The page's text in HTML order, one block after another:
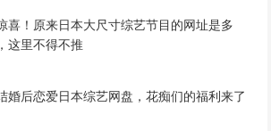
喜！原来日本大尺寸综艺节目的网址是多
这里不得不推
婚后恋爱日本综艺网盘，花痴们的福利来了